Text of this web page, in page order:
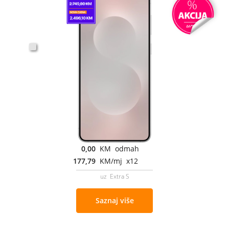
0,00 KM odmah
177,79 KM/mj x12
uz Extra S
Saznaj više